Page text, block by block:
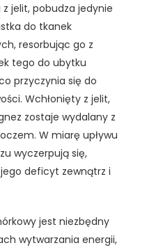
jelit, pobudza jedynie
do tkanek
resorbując go z
tego do ubytku
przyczynia się do
Wchłonięty z jelit,
zostaje wydalany z
W miarę upływu
wyczerpują się,
deficyt zewnątrz i
jest niezbędny
wytwarzania energii,